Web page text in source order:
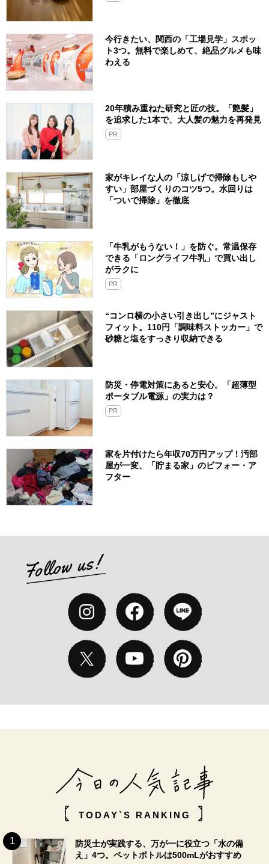
今行きたい、関西の「工場見学」スポッ
ト3つ。無料で楽しめて、絶品グルメも味
わえる
20年積み重ねた研究と匠の技。「艶髪」
を追求した1本で、大人髪の魅力を再発見
PR
家がキレイな人の「涼しげで掃除もしや
すい」部屋づくりのコツ5つ。水回りは
「ついで掃除」を徹底
「牛乳がもうない！」を防ぐ。常温保存
できる「ロングライフ牛乳」で買い出し
がラクに
PR
“コンロ横の小さい引き出し”にジャスト
フィット。110円「調味料ストッカー」で
砂糖と塩をすっきり収納できる
防災・停電対策にあると安心。「超薄型
ポータブル電源」の実力は？​
PR
家を片付けたら年収70万円アップ！汚部
屋が一変、「貯まる家」のビフォー・ア
フター
TODAY`S RANKING
防災士が実践する、万が一に役立つ「水の備
え」4つ。ペットボトルは500mLがおすすめ